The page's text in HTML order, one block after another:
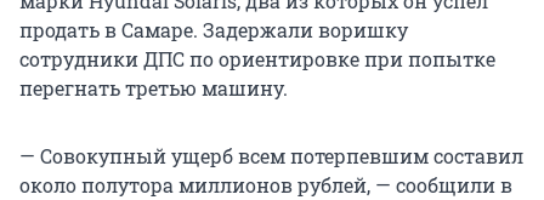
продать в Самаре. Задержали воришку
сотрудники ДПС по ориентировке при попытке
перегнать третью машину.
— Совокупный ущерб всем потерпевшим составил
около полутора миллионов рублей, — сообщили в